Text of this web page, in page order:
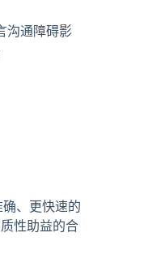
沟通障碍影
、更快速的
性助益的合